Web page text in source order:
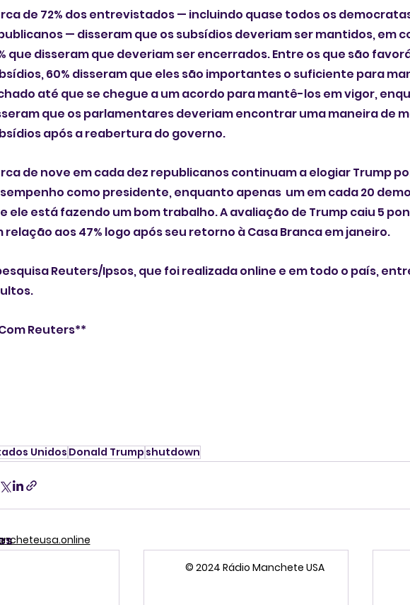
de 72% dos entrevistados — incluindo quase todos os
— disseram que os subsídios deveriam ser mantidos, em
que disseram que deveriam ser encerrados. Entre os que são
60% disseram que eles são importantes o suficiente para
até que se chegue a um acordo para mantê-los em vigor,
que os parlamentares deveriam encontrar uma maneira de
após a reabertura do governo.
de nove em cada dez republicanos continuam a elogiar Trump
como presidente, enquanto apenas  um em cada 20
ele está fazendo um bom trabalho. A avaliação de Trump caiu 5
relação aos 47% logo após seu retorno à Casa Branca em janeiro.
Reuters/Ipsos, que foi realizada online e em todo o país,
Reuters**
UnidosDonald Trump shutdown
© 2024 Rádio Manchete USA